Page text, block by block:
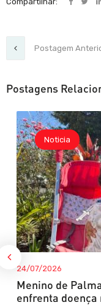
Postagem
Postagens
Noticia
24/07/2026
Menino de
enfrenta